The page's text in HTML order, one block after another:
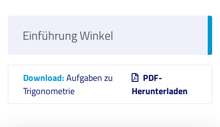
Einführung Winkel
Download:Aufgaben zu
Trigonometrie
PDF-
Herunterladen